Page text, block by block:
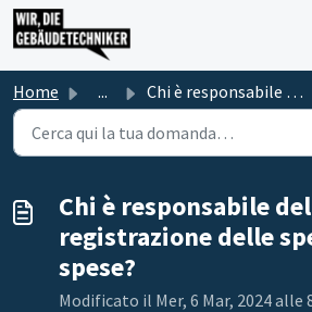
Salta al contenuto principale
Home ... Chi è responsabile della registrazione delle spese nell&#...
Chi è responsabile
registrazione delle
spese?
Modificato il Mer, 6 Mar, 2024 alle